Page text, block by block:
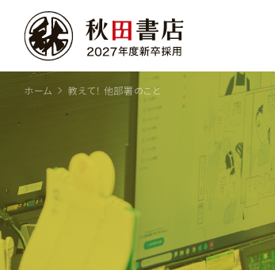
ホーム 教えて！ 他部署のこと